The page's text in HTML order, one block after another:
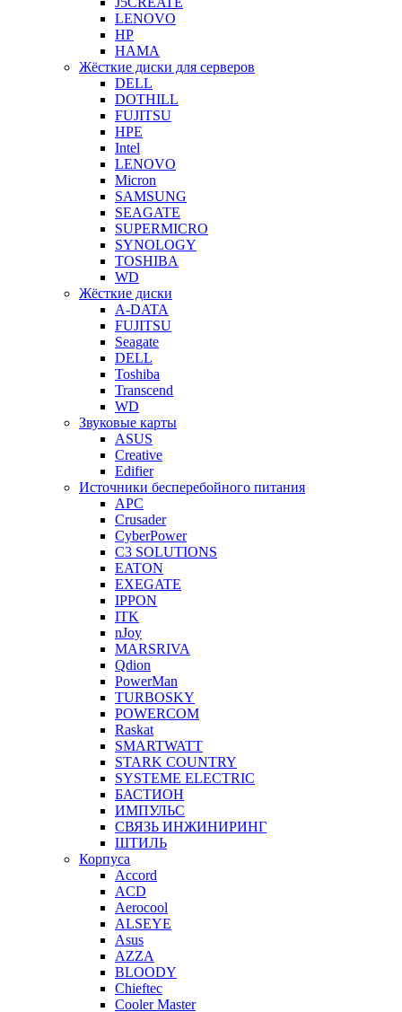
LENOVO
HP
HAMA
Жёсткие диски для серверов
DELL
DOTHILL
FUJITSU
HPE
Intel
LENOVO
Micron
SAMSUNG
SEAGATE
SUPERMICRO
SYNOLOGY
TOSHIBA
WD
Жёсткие диски
A-DATA
FUJITSU
Seagate
DELL
Toshiba
Transcend
WD
Звуковые карты
ASUS
Creative
Edifier
Источники бесперебойного питания
APC
Crusader
CyberPower
C3 SOLUTIONS
EATON
EXEGATE
IPPON
ITK
nJoy
MARSRIVA
Qdion
PowerMan
TURBOSKY
POWERCOM
Raskat
SMARTWATT
STARK COUNTRY
SYSTEME ELECTRIC
БАСТИОН
ИМПУЛЬС
СВЯЗЬ ИНЖИНИРИНГ
ШТИЛЬ
Корпуса
Accord
ACD
Aerocool
ALSEYE
Asus
AZZA
BLOODY
Chieftec
Cooler Master